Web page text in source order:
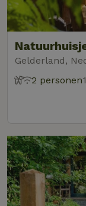
Gelderland,
2 personen